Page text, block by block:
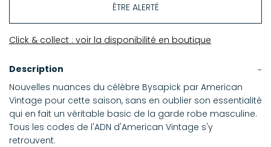
ÊTRE ALERTÉ
Click & collect : voir la disponibilité en boutique
Description
Nouvelles nuances du célèbre Bysapick par American
Vintage pour cette saison, sans en oublier son essentialité
qui en fait un véritable basic de la garde robe masculine.
Tous les codes de l'ADN d'American Vintage s'y
retrouvent.